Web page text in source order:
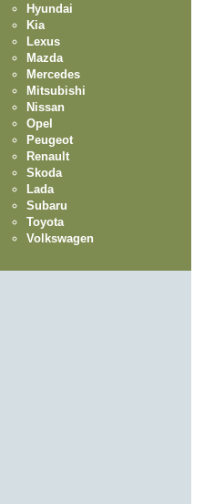
Hyundai
Kia
Lexus
Mazda
Mercedes
Mitsubishi
Nissan
Opel
Peugeot
Renault
Skoda
Lada
Subaru
Toyota
Volkswagen